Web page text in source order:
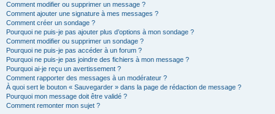
Comment modifier ou supprimer un message ?
Comment ajouter une signature à mes messages ?
Comment créer un sondage ?
Pourquoi ne puis-je pas ajouter plus d’options à mon sondage ?
Comment modifier ou supprimer un sondage ?
Pourquoi ne puis-je pas accéder à un forum ?
Pourquoi ne puis-je pas joindre des fichiers à mon message ?
Pourquoi ai-je reçu un avertissement ?
Comment rapporter des messages à un modérateur ?
À quoi sert le bouton « Sauvegarder » dans la page de rédaction de message ?
Pourquoi mon message doit être validé ?
Comment remonter mon sujet ?